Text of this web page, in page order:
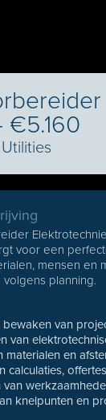
€5.160
Utilities
voor een
mensen en
planning.
bewaken van
van
materialen en
calculaties,
knelpunten en